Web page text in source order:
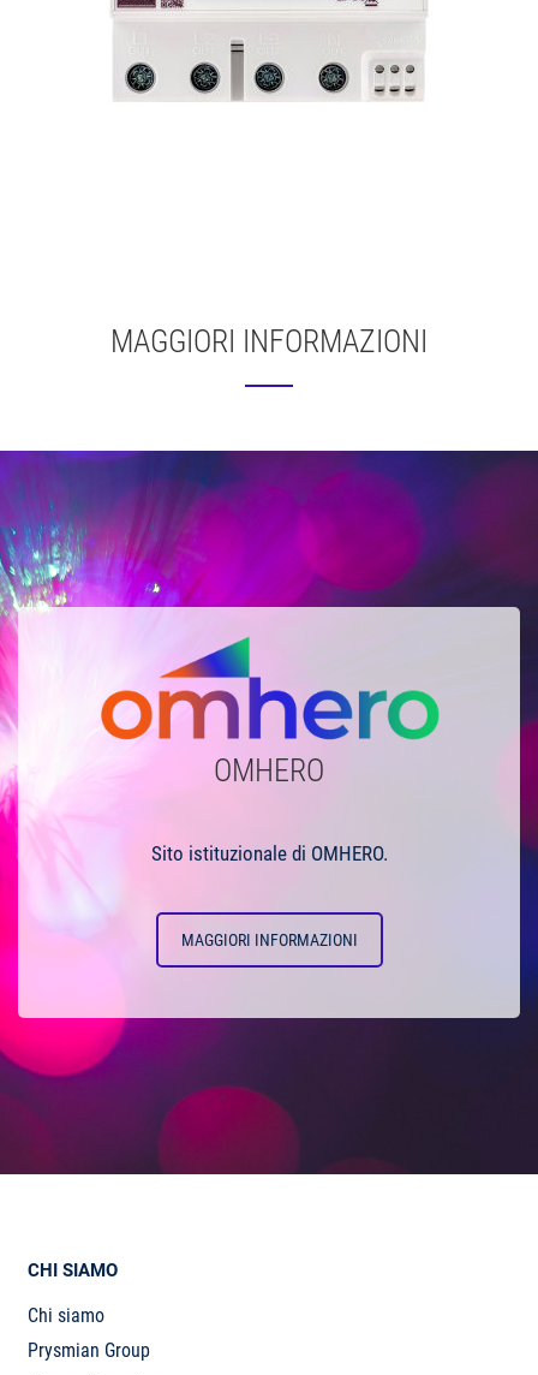
MAGGIORI INFORMAZIONI
OMHERO
Sito istituzionale di OMHERO.
MAGGIORI INFORMAZIONI
CHI SIAMO
Chi siamo
Prysmian Group